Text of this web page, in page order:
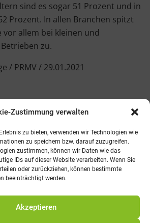
Zustimmung verwalten
zu bieten, verwenden wir Technologien wie
zu speichern bzw. darauf zuzugreifen.
zustimmen, können wir Daten wie das
IDs auf dieser Website verarbeiten. Wenn Sie
oder zurückziehen, können bestimmte
beeinträchtigt werden.
Akzeptieren
sind es sogar 51 Prozent und in
Prozent. In allen Branchen spitzt
vor allem bei kleinen und
zu.
/ PRMV / 29.01.2021
Fachmedien Cookie-Richtlinie (EU)
Telefon: 0821 242800
E-Mail: info@promv.de
Pro Management Verlag